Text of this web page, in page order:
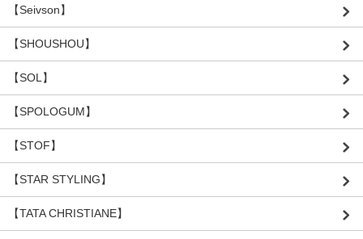
【Seivson】
【SHOUSHOU】
【SOL】
【SPOLOGUM】
【STOF】
【STAR STYLING】
【TATA CHRISTIANE】